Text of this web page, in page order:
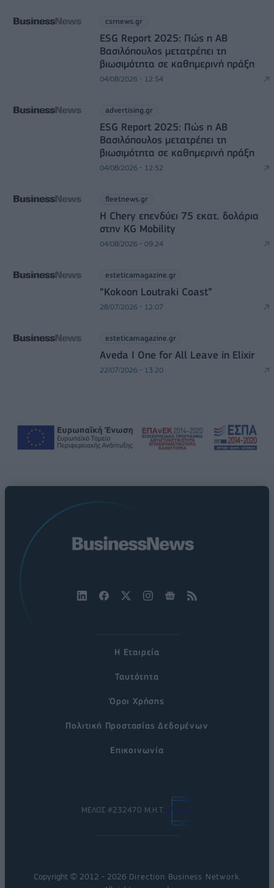
csrnews.gr
ESG Report 2025: Πώς η ΑΒ
Βασιλόπουλος μετατρέπει τη
βιωσιμότητα σε καθημερινή πράξη
04/08/2026 - 12:54
advertising.gr
ESG Report 2025: Πώς η ΑΒ
Βασιλόπουλος μετατρέπει τη
βιωσιμότητα σε καθημερινή πράξη
04/08/2026 - 12:52
fleetnews.gr
Η Chery επενδύει 75 εκατ. δολάρια
στην KG Mobility
04/08/2026 - 09:24
esteticamagazine.gr
“Kokoon Loutraki Coast”
28/07/2026 - 12:07
esteticamagazine.gr
Aveda I One for All Leave in Elixir
22/07/2026 - 13:20
Η Εταιρεία
Ταυτότητα
Όροι Χρήσης
Πολιτική Προστασίας Δεδομένων
Επικοινωνία
ΜΕΛΟΣ #232470 Μ.Η.Τ.
Copyright © 2012 - 2026 Direction Business Network